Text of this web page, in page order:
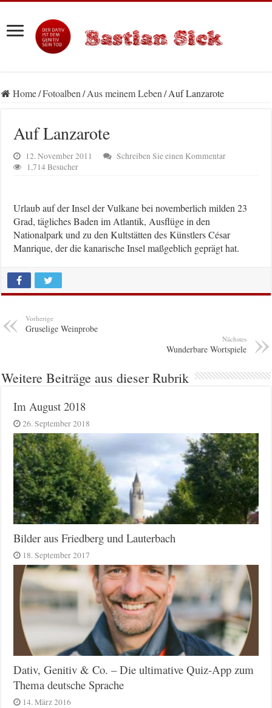
Home/Fotoalben/Aus meinem Leben/Auf Lanzarote
Auf Lanzarote
12. November 2011
Schreiben Sie einen Kommentar
1,714 Besucher
Urlaub auf der Insel der Vulkane bei novemberlich milden 23
Grad, tägliches Baden im Atlantik, Ausflüge in den
Nationalpark und zu den Kultstätten des Künstlers César
Manrique, der die kanarische Insel maßgeblich geprägt hat.
Vorherige
Gruselige Weinprobe
Nächstes
Wunderbare Wortspiele
Weitere Beiträge aus dieser Rubrik
Im August 2018
26. September 2018
Bilder aus Friedberg und Lauterbach
18. September 2017
Dativ, Genitiv & Co. – Die ultimative Quiz-App zum
Thema deutsche Sprache
14. März 2016